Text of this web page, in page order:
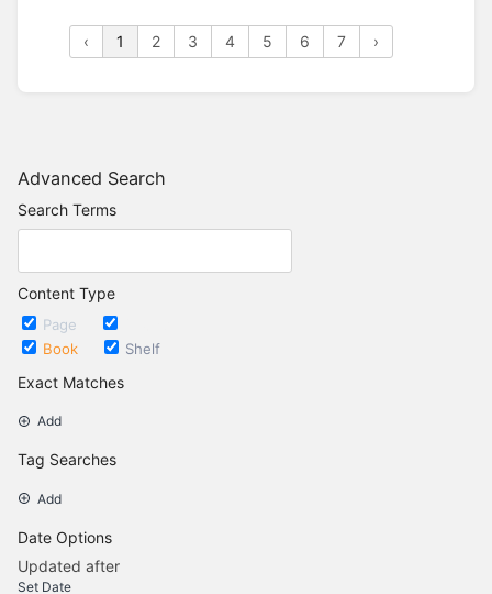
Advanced Search
Search Terms
Content Type
Page
Book
Shelf
Exact Matches
Add
Tag Searches
Add
Date Options
Updated after
Set Date
‹ 1 2 3 4 5 6 7 ›